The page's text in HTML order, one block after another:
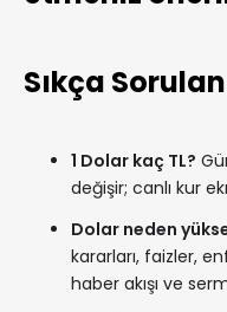
Sıkça
1 Dolar kaç TL?
değişir; canlı kur
Dolar neden
kararları, faizler,
haber akışı ve